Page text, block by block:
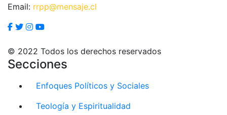
Email: rrpp@mensaje.cl
© 2022 Todos los derechos reservados
Secciones
Enfoques Políticos y Sociales
Teología y Espiritualidad